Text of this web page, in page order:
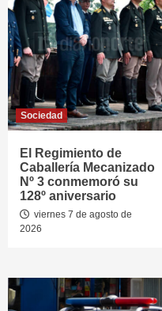
Sociedad
El Regimiento de
Caballería Mecanizado
Nº 3 conmemoró su
128º aniversario
viernes 7 de agosto de
2026